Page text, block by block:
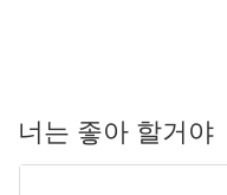
너는 좋아 할거야